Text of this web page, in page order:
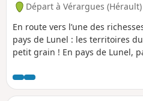
Départ à Vérargues (Hérault)
En route vers l’une des
pays de Lunel : les territoires
petit grain ! En pays de Lunel,
bucolique et gourmande.